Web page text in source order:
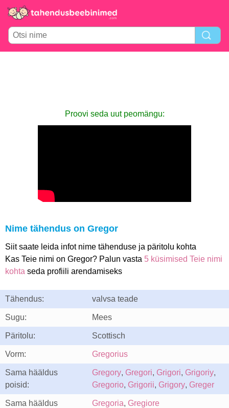
Proovi seda uut peomängu:
Nime tähendus on Gregor
Siit saate leida infot nime tähenduse ja päritolu kohta
Kas Teie nimi on Gregor? Palun vasta 5 küsimised Teie nimi
kohta seda profiili arendamiseks
Tähendus: valvsa teade
Sugu: Mees
Päritolu: Scottisch
Vorm: Gregorius
Sama hääldus
poisid:
Gregory, Gregori, Grigori, Grigoriy,
Gregorio, Grigorii, Grigory, Greger
Sama hääldus
Gregoria, Gregiore